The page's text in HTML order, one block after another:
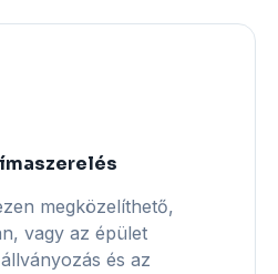
megközelíthető,
vagy az épület
és az